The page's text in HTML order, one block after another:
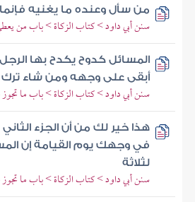
من سأل وعنده ما يغنيه فإنما
سنن أبي داود > كتاب الزكاة > باب من
المسائل كدوح يكدح بها
أبقى على وجهه ومن شاء ترك
سنن أبي داود > كتاب الزكاة > باب ما تجوز
هذا خير لك من أن الجزء
في وجهك يوم القيامة إن
لثلاثة
سنن أبي داود > كتاب الزكاة > باب ما تجوز